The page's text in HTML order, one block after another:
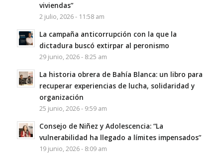
viviendas”
2 julio, 2026 - 11:58 am
La campaña anticorrupción con la que la
dictadura buscó extirpar al peronismo
29 junio, 2026 - 8:25 am
La historia obrera de Bahía Blanca: un libro para
recuperar experiencias de lucha, solidaridad y
organización
25 junio, 2026 - 9:59 am
Consejo de Niñez y Adolescencia: “La
vulnerabilidad ha llegado a límites impensados”
19 junio, 2026 - 8:09 am